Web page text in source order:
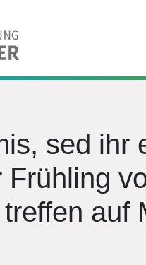
sed ihr
Frühling
auf